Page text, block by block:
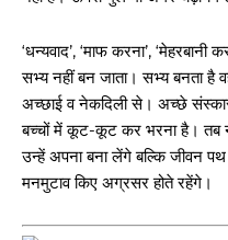
‘धन्यवाद’, ‘माफ करना’,
सभ्य नहीं बन जाता। सभ्य बनता
अच्छाई व नेकदिली से। अच्छे
बच्चों में कूट-कूट कर भरना है। तब
उन्हें अपना बना लेंगे बल्कि जीवन
मनमुटाव किए अग्रसर होते रहेंगे।